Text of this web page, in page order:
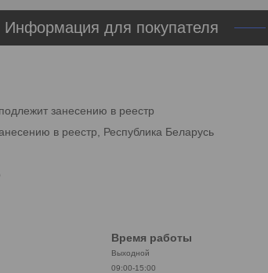
Информация для покупателя
занесению в реестр
в реестр, Республика Беларусь
Время работы
Выходной
09:00-15:00